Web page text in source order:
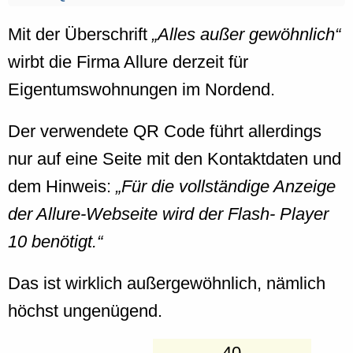
Mit der Überschrift Alles außer gewöhnlich
wirbt die Firma Allure derzeit für
Eigentumswohnungen im Nordend.
Der verwendete QR Code führt allerdings
nur auf eine Seite mit den Kontaktdaten und
dem Hinweis: Für die vollständige Anzeige
der Allure-Webseite wird der Flash- Player
10 benötigt.
Das ist wirklich außergewöhnlich, nämlich
höchst ungenügend.